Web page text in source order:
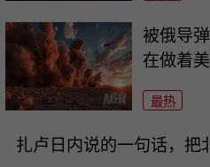
被俄导
在做着美
最热
扎卢日内说的一句话，把